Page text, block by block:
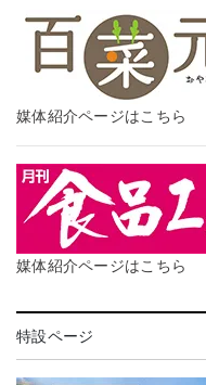
媒体紹介ページはこちら
媒体紹介ページはこちら
特設ページ